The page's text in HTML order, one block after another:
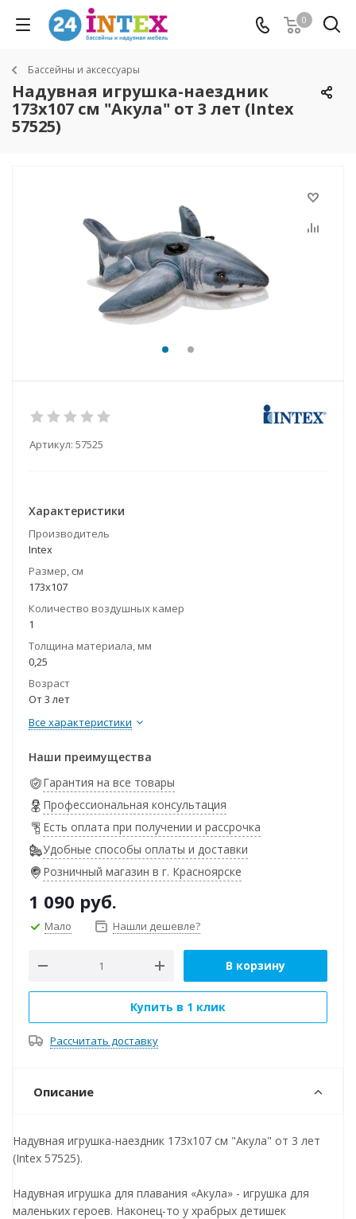
0
Бассейны и аксессуары
Надувная игрушка-наездник
173х107 см "Акула" от 3 лет (Intex
57525)
Артикул: 57525
Характеристики
Производитель
Intex
Размер, см
173х107
Количество воздушных камер
1
Толщина материала, мм
0,25
Возраст
От 3 лет
Все характеристики
Наши преимущества
Гарантия на все товары
Профессиональная консультация
Есть оплата при получении и рассрочка
Удобные способы оплаты и доставки
Розничный магазин в г. Красноярске
1 090 руб.
Мало Нашли дешевле?
В корзину
Купить в 1 клик
Рассчитать доставку
Описание
Надувная игрушка-наездник 173х107 см "Акула" от 3 лет
(Intex 57525).
Надувная игрушка для плавания «Акула» - игрушка для
маленьких героев. Наконец-то у храбрых детишек